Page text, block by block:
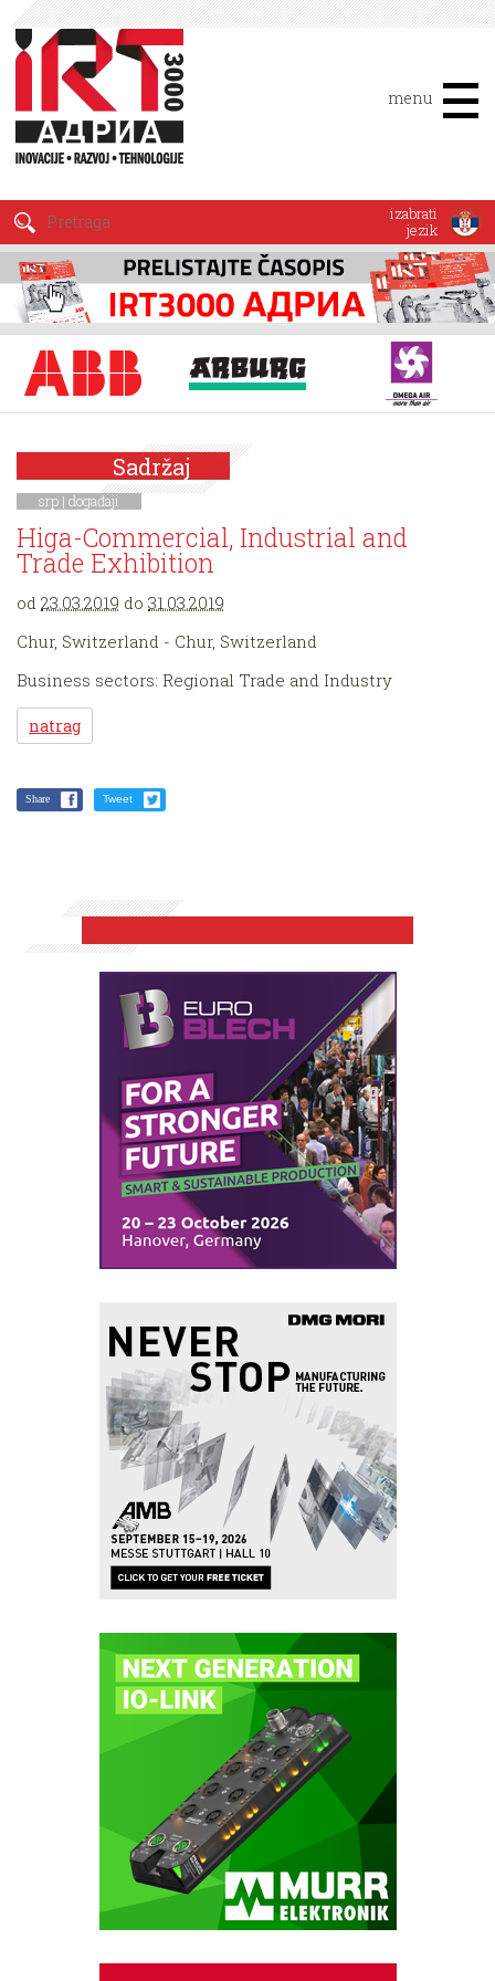
menu
izabrati
jezik
Sadržaj
srp | događaji
Higa-Commercial, Industrial and
Trade Exhibition
od 23.03.2019 do 31.03.2019
Chur, Switzerland - Chur, Switzerland
Business sectors: Regional Trade and Industry
natrag
Share Tweet